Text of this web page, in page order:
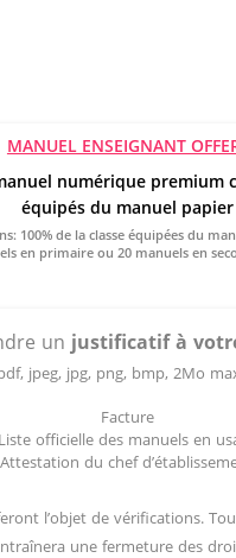
MANUEL ENSEIGNANT
numérique premium car
équipés du manuel papier
équipées du manuel élève, avec un minimum
de 15 manuels en primaire ou 20
un justificatif à
jpeg, jpg, png, bmp, 2Mo
Facture
Liste officielle des manuels en
Attestation du chef
l’objet de vérifications.
une fermeture des